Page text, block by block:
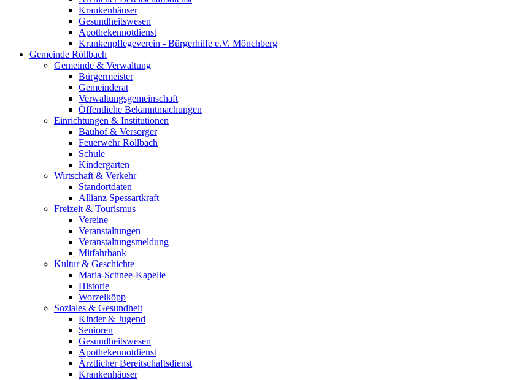
Krankenhäuser
Gesundheitswesen
Apothekennotdienst
Krankenpflegeverein - Bürgerhilfe e.V. Mönchberg
Gemeinde Röllbach
Gemeinde & Verwaltung
Bürgermeister
Gemeinderat
Verwaltungsgemeinschaft
Öffentliche Bekanntmachungen
Einrichtungen & Institutionen
Bauhof & Versorger
Feuerwehr Röllbach
Schule
Kindergarten
Wirtschaft & Verkehr
Standortdaten
Allianz Spessartkraft
Freizeit & Tourismus
Vereine
Veranstaltungen
Veranstaltungsmeldung
Mitfahrbank
Kultur & Geschichte
Maria-Schnee-Kapelle
Historie
Worzelköpp
Soziales & Gesundheit
Kinder & Jugend
Senioren
Gesundheitswesen
Apothekennotdienst
Ärztlicher Bereitschaftsdienst
Krankenhäuser